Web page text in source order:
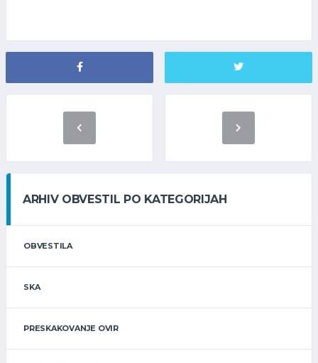
ARHIV OBVESTIL PO KATEGORIJAH
OBVESTILA
SKA
PRESKAKOVANJE OVIR